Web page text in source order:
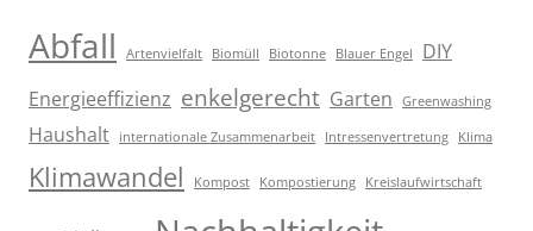
Abfall Artenvielfalt Biomüll Biotonne Blauer Engel
DIY
Energieeffizienz enkelgerecht Garten Greenwashing
Haushalt internationale Zusammenarbeit Intressenvertretung Klima
Klimawandel Kompost Kompostierung Kreislaufwirtschaft